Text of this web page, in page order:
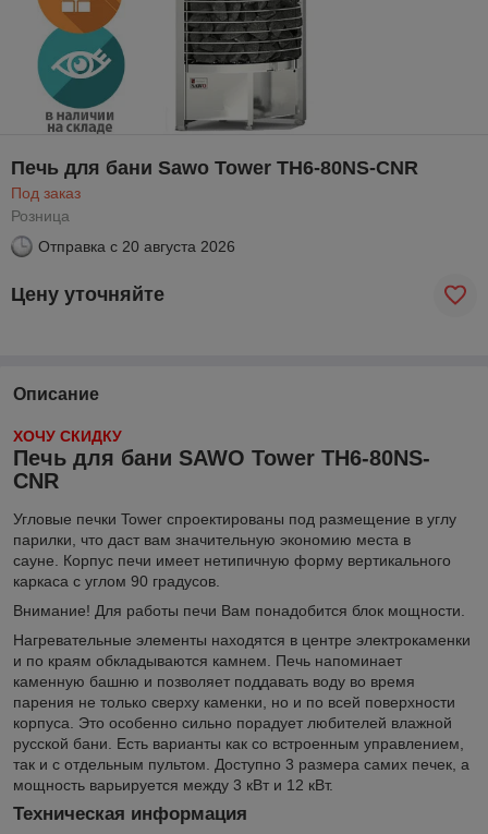
Печь для бани Sawo Tower TH6-80NS-CNR
Под заказ
Розница
Отправка с 20 августа 2026
Цену уточняйте
Описание
ХОЧУ СКИДКУ
Печь для бани SAWO Tower TH6-80NS-
CNR
Угловые печки Tower спроектированы под размещение в углу
парилки, что даст вам значительную экономию места в
сауне. Корпус печи имеет нетипичную форму вертикального
каркаса c углом 90 градусов.
Внимание! Для работы печи Вам понадобится блок мощности.
Нагревательные элементы находятся в центре электрокаменки
и по краям обкладываются камнем. Печь напоминает
каменную башню и позволяет поддавать воду во время
парения не только сверху каменки, но и по всей поверхности
корпуса. Это особенно сильно порадует любителей влажной
русской бани. Есть варианты как со встроенным управлением,
так и с отдельным пультом. Доступно 3 размера самих печек, а
мощность варьируется между 3 кВт и 12 кВт.
Техническая информация